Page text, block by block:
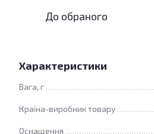
До обраного
Характеристики
Вага, г
Країна-виробник товару
Оснащення